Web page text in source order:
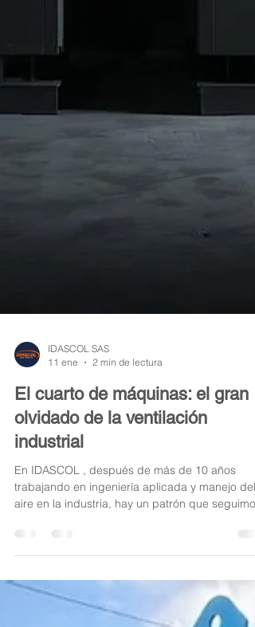
11 ene
2 min de lectura
El cuarto de máquinas: el gran
olvidado de la ventilación
industrial
En IDASCOL , después de más de 10 años
encontrando una y otra vez: cuartos de
renovaciones reales que los equipos necesitan .
Compresores, secadores, sopladores, tableros
eléctricos… equipos críticos, de alta inversión,